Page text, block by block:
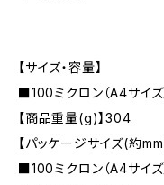
【サイズ・容量】
■100ミクロン（A4サイズ
【商品重量(g)】304
【パッケージサイズ(約
■100ミクロン（A4サイズ